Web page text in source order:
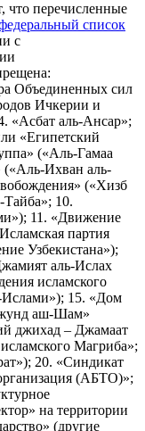
что перечисленные
список
с
Объединенных сил
Ичкерии и
«Асбат аль-Ансар»;
«Египетский
(«Аль-Гамаа
(«Аль-Ихван аль-
(«Хизб
10.
11. «Движение
партия
Узбекистана»);
аль-Ислах
исламского
Ислами»); 15. «Дом
аш-Шам»
джихад – Джамаат
Магриба»;
20. «Синдикат
(АБТО)»;
на территории
(другие